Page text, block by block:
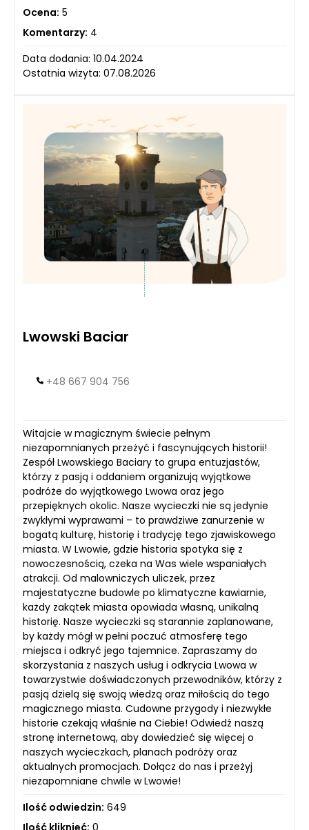
Ocena: 5
Komentarzy: 4
Data dodania: 10.04.2024
Ostatnia wizyta: 07.08.2026
Lwowski Baciar
+48 667 904 756
Witajcie w magicznym świecie pełnym
niezapomnianych przeżyć i fascynujących historii!
Zespół Lwowskiego Baciary to grupa entuzjastów,
którzy z pasją i oddaniem organizują wyjątkowe
podróże do wyjątkowego Lwowa oraz jego
przepięknych okolic. Nasze wycieczki nie są jedynie
zwykłymi wyprawami – to prawdziwe zanurzenie w
bogatą kulturę, historię i tradycję tego zjawiskowego
miasta. W Lwowie, gdzie historia spotyka się z
nowoczesnością, czeka na Was wiele wspaniałych
atrakcji. Od malowniczych uliczek, przez
majestatyczne budowle po klimatyczne kawiarnie,
każdy zakątek miasta opowiada własną, unikalną
historię. Nasze wycieczki są starannie zaplanowane,
by każdy mógł w pełni poczuć atmosferę tego
miejsca i odkryć jego tajemnice. Zapraszamy do
skorzystania z naszych usług i odkrycia Lwowa w
towarzystwie doświadczonych przewodników, którzy z
pasją dzielą się swoją wiedzą oraz miłością do tego
magicznego miasta. Cudowne przygody i niezwykłe
historie czekają właśnie na Ciebie! Odwiedź naszą
stronę internetową, aby dowiedzieć się więcej o
naszych wycieczkach, planach podróży oraz
aktualnych promocjach. Dołącz do nas i przeżyj
niezapomniane chwile w Lwowie!
Ilość odwiedzin: 649
Ilość kliknięć: 0